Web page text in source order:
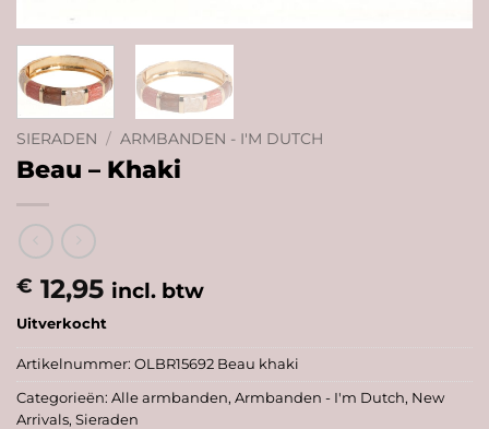
SIERADEN / ARMBANDEN - I'M DUTCH
Beau – Khaki
€ 12,95 incl. btw
Uitverkocht
Artikelnummer: OLBR15692 Beau khaki
Categorieën: Alle armbanden, Armbanden - I'm Dutch, New
Arrivals, Sieraden